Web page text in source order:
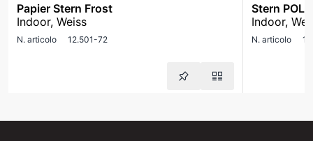
Papier Stern Frost
Indoor, Weiss
N. articolo 12.501-72
Stern
Indoor,
N. articolo